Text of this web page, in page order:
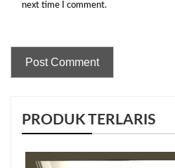
next time I comment.
PRODUK TERLARIS